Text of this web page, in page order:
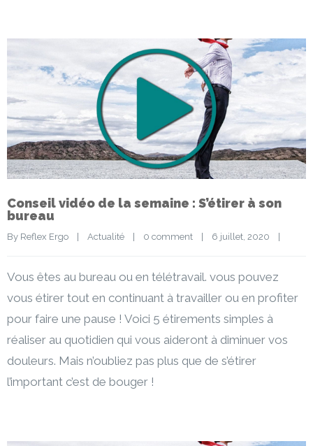
Conseil vidéo de la semaine : S’étirer à son
bureau
By Reflex Ergo Actualité 0 comment 6 juillet, 2020
Vous êtes au bureau ou en télétravail. vous pouvez
vous étirer tout en continuant à travailler ou en profiter
pour faire une pause ! Voici 5 étirements simples à
réaliser au quotidien qui vous aideront à diminuer vos
douleurs. Mais n’oubliez pas plus que de s’étirer
l’important c’est de bouger !